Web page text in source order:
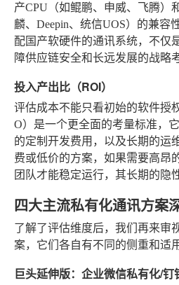
产CPU（如鲲鹏、申威、飞腾）
麟、Deepin、统信UOS）的兼容
配国产软硬件的通讯系统，不仅
障供应链安全和长远发展的战略
投入产出比（ROI）
评估成本不能只看初始的软件授
O）是一个更全面的考量标准，
的定制开发费用，以及长期的运
费或低价的方案，如果需要高昂
团队才能稳定运行，其长期的隐
四大主流私有化通讯方案
了解了评估维度后，我们再来审
案，它们各自有不同的侧重和适
巨头延伸版：企业微信私有化/钉